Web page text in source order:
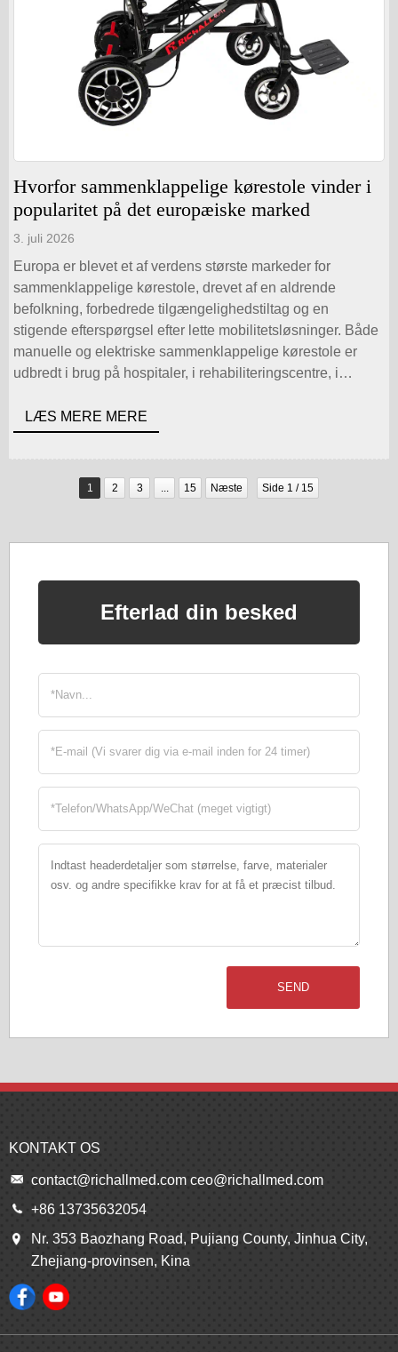
Hvorfor sammenklappelige kørestole vinder i
popularitet på det europæiske marked
3. juli 2026
Europa er blevet et af verdens største markeder for
sammenklappelige kørestole, drevet af en aldrende
befolkning, forbedrede tilgængelighedstiltag og en
stigende efterspørgsel efter lette mobilitetsløsninger. Både
manuelle og elektriske sammenklappelige kørestole er
udbredt i brug på hospitaler, i rehabiliteringscentre, i
mobilitet. Efterspørgslen på markedet fortsætter med at
stige, da brugerne prioriterer bærbarhed, […]
LÆS MERE MERE
1 2 3 15 Næste Side 1 / 15
Efterlad din besked
SEND
KONTAKT OS
contact@richallmed.com ceo@richallmed.com
+86 13735632054
Nr. 353 Baozhang Road, Pujiang County, Jinhua City,
Zhejiang-provinsen, Kina